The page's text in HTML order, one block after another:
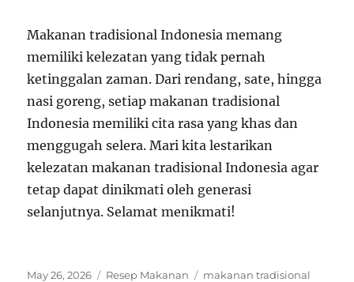
Makanan tradisional Indonesia memang
memiliki kelezatan yang tidak pernah
ketinggalan zaman. Dari rendang, sate, hingga
nasi goreng, setiap makanan tradisional
Indonesia memiliki cita rasa yang khas dan
menggugah selera. Mari kita lestarikan
kelezatan makanan tradisional Indonesia agar
tetap dapat dinikmati oleh generasi
selanjutnya. Selamat menikmati!
Posted
May 26, 2026 Categories
Resep Makanan Tags
makanan tradisional